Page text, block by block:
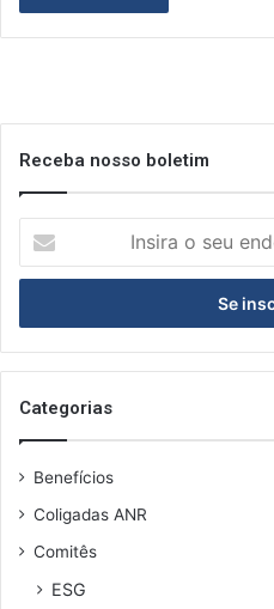
Receba nosso boletim
s
r
a
s
e
n
e
Categorias
Benefícios
Coligadas ANR
Comitês
ESG